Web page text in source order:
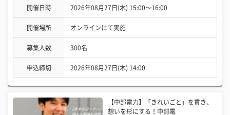
開催日時 2026年08月27日(木) 15:00〜16:00
開催場所 オンラインにて実施
募集人数 300名
申込締切 2026年08月27日(木) 14:00
【中部電力】「きれいごと」を貫き、
想いを形にする！中部電